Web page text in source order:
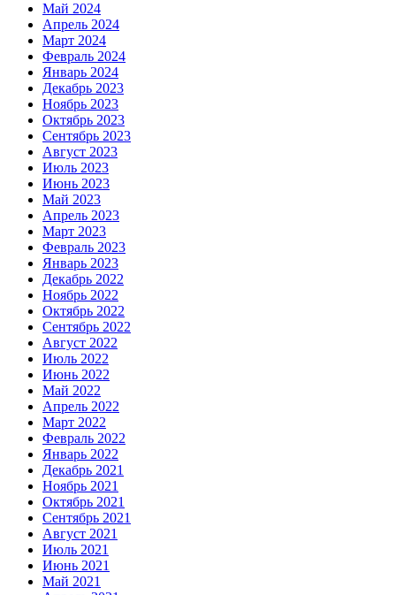
Май 2024
Апрель 2024
Март 2024
Февраль 2024
Январь 2024
Декабрь 2023
Ноябрь 2023
Октябрь 2023
Сентябрь 2023
Август 2023
Июль 2023
Июнь 2023
Май 2023
Апрель 2023
Март 2023
Февраль 2023
Январь 2023
Декабрь 2022
Ноябрь 2022
Октябрь 2022
Сентябрь 2022
Август 2022
Июль 2022
Июнь 2022
Май 2022
Апрель 2022
Март 2022
Февраль 2022
Январь 2022
Декабрь 2021
Ноябрь 2021
Октябрь 2021
Сентябрь 2021
Август 2021
Июль 2021
Июнь 2021
Май 2021